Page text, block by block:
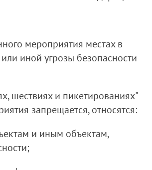
мероприятия местах в
иной угрозы безопасности
шествиях и пикетированиях"
запрещается, относятся:
и иным объектам,